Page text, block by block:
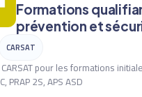
Formations
prévention et
CARSAT
pour les formations
PRAP 2S, APS ASD